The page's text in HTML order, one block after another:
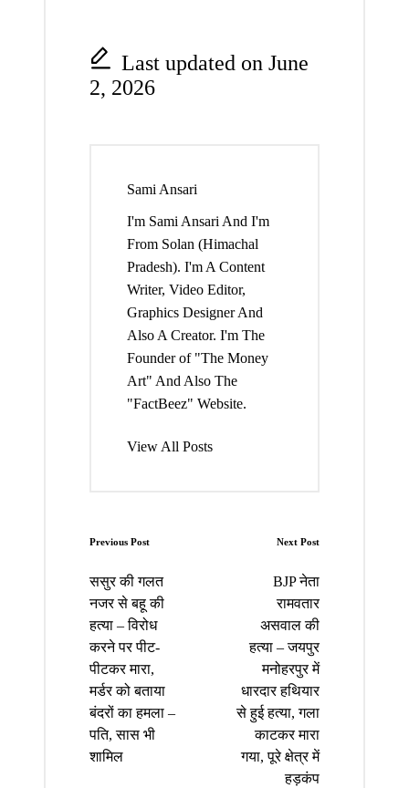
Last updated on June
2, 2026
Sami Ansari
I'm Sami Ansari And I'm
From Solan (Himachal
Pradesh). I'm A Content
Writer, Video Editor,
Graphics Designer And
Also A Creator. I'm The
Founder of "The Money
Art" And Also The
"FactBeez" Website.
View All Posts
Post
navigation
Previous Post
ससुर की गलत
नजर से बहू की
हत्या – विरोध
करने पर पीट-
पीटकर मारा,
मर्डर को बताया
बंदरों का हमला –
पति, सास भी
शामिल
Next Post
BJP नेता
रामवतार
असवाल की
हत्या – जयपुर
मनोहरपुर में
धारदार हथियार
से हुई हत्या, गला
काटकर मारा
गया, पूरे क्षेत्र में
हड़कंप